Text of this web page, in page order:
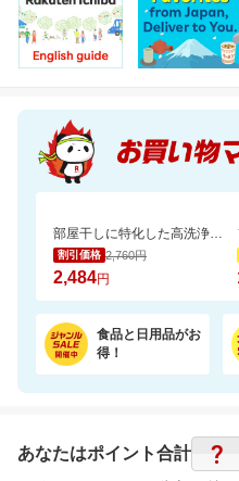
部屋干しに特化した高洗浄・抗菌処方。嫌なニオイを抑え、清潔で爽やかな仕上がりへ。
割引価格 2,760円
2,484円
食品と日用品がお
得！
あなたはポイント合計 ?